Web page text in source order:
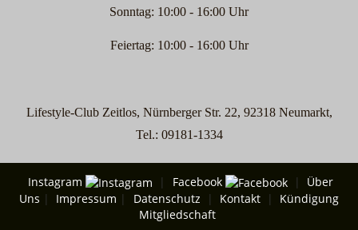
Sonntag: 10:00 - 16:00 Uhr
Feiertag: 10:00 - 16:00 Uhr
Lifestyle-Club Zeitlos, Nürnberger Str. 22, 92318 Neumarkt,
Tel.: 09181-1334
Instagram | Facebook |
Über
Uns | Impressum | Datenschutz | Kontakt |
Kündigung
Mitgliedschaft